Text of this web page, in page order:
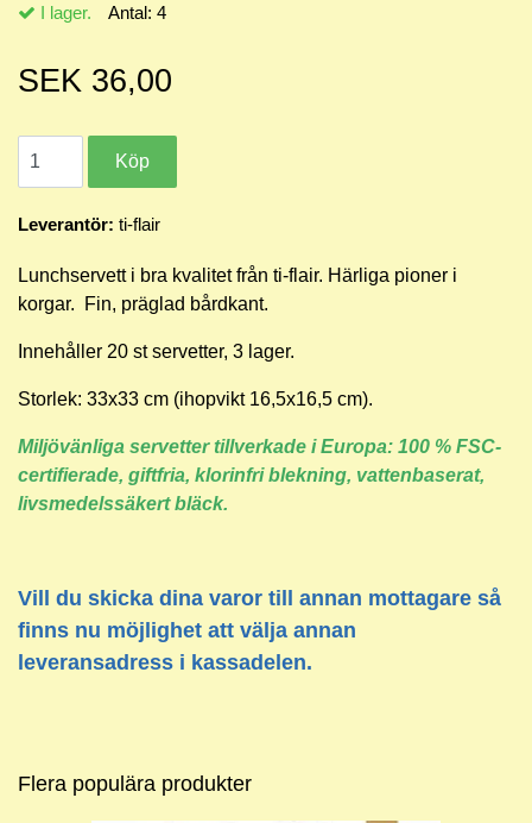
I lager. Antal: 4
SEK 36,00
Leverantör: ti-flair
Lunchservett i bra kvalitet från ti-flair. Härliga pioner i
korgar. Fin, präglad bårdkant.
Innehåller 20 st servetter, 3 lager.
Storlek: 33x33 cm (ihopvikt 16,5x16,5 cm).
Miljövänliga servetter tillverkade i Europa: 100 % FSC-
certifierade, giftfria, klorinfri blekning, vattenbaserat,
livsmedelssäkert bläck.
Vill du skicka dina varor till annan mottagare så
finns nu möjlighet att välja annan
leveransadress i kassadelen.
Flera populära produkter